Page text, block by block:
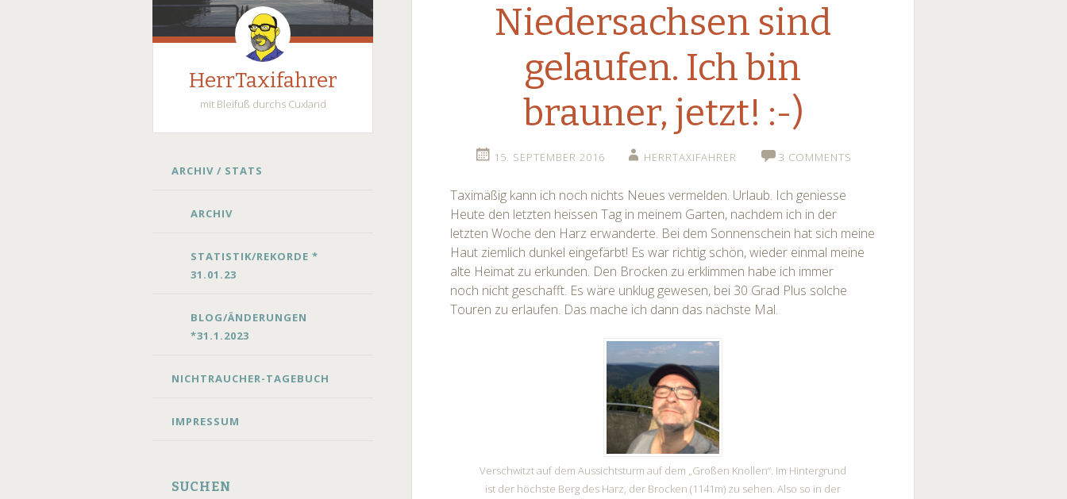
HerrTaxifahrer
mit Bleifuß durchs Cuxland
SKIP
ARCHIV / STATS
ARCHIV
STATISTIK/REKORDE *
31.01.23
BLOG/ÄNDERUNGEN
*31.1.2023
NICHTRAUCHER-TAGEBUCH
IMPRESSUM
SUCHEN
Niedersachsen sind
gelaufen. Ich bin
brauner, jetzt! :-)
15. SEPTEMBER 2016 HERRTAXIFAHRER 3 COMMENTS
Taximäßig kann ich noch nichts Neues vermelden. Urlaub. Ich geniesse
Heute den letzten heissen Tag in meinem Garten, nachdem ich in der
letzten Woche den Harz erwanderte. Bei dem Sonnenschein hat sich meine
Haut ziemlich dunkel eingefärbt! Es war richtig schön, wieder einmal meine
alte Heimat zu erkunden. Den Brocken zu erklimmen habe ich immer
noch nicht geschafft. Es wäre unklug gewesen, bei 30 Grad Plus solche
Touren zu erlaufen. Das mache ich dann das nächste Mal.
Verschwitzt auf dem Aussichtsturm auf dem „Großen Knollen“. Im Hintergrund
ist der höchste Berg des Harz, der Brocken (1141m) zu sehen. Also so in der